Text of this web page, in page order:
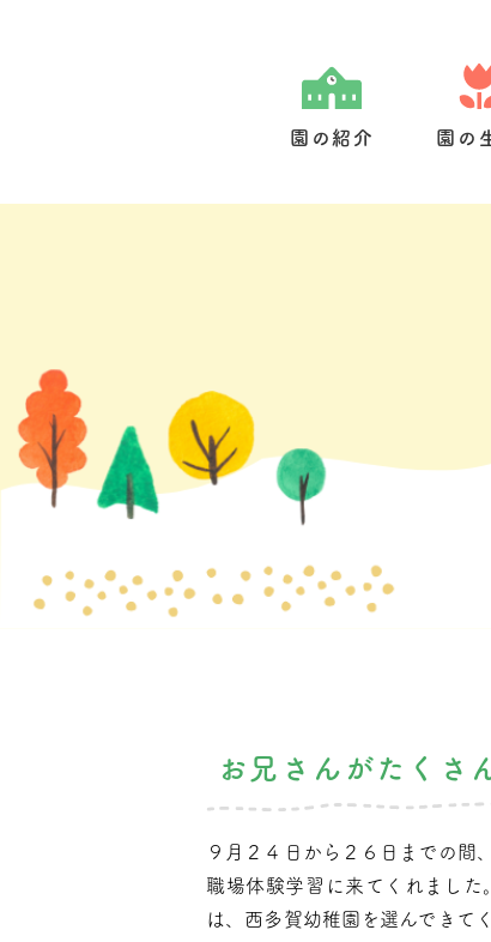
園の紹介 園の
お兄さんがたくさ
９月２４日から２６日までの間
職場体験学習に来てくれまし
は、西多賀幼稚園を選んできて